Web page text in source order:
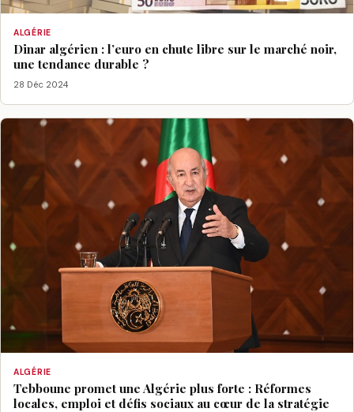
ALGÉRIE
Dinar algérien : l’euro en chute libre sur le marché noir,
une tendance durable ?
28 Déc 2024
ALGÉRIE
Tebboune promet une Algérie plus forte : Réformes
locales, emploi et défis sociaux au cœur de la stratégie